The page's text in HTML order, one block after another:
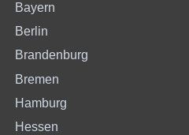
Bayern
Berlin
Brandenburg
Bremen
Hamburg
Hessen